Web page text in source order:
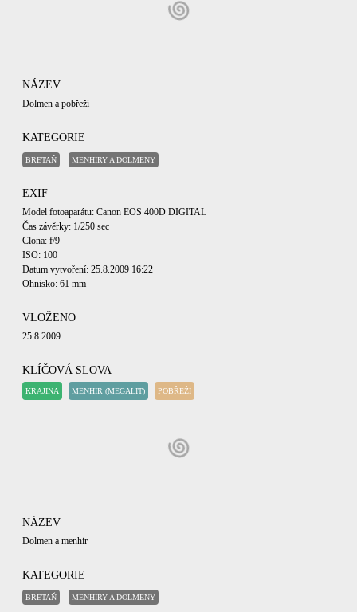
NÁZEV
Dolmen a pobřeží
KATEGORIE
BRETAŇ MENHIRY A DOLMENY
EXIF
Model fotoaparátu: Canon EOS 400D DIGITAL
Čas závěrky: 1/250 sec
Clona: f/9
ISO: 100
Datum vytvoření: 25.8.2009 16:22
Ohnisko: 61 mm
VLOŽENO
25.8.2009
KLÍČOVÁ SLOVA
KRAJINA MENHIR (MEGALIT) POBŘEŽÍ
NÁZEV
Dolmen a menhir
KATEGORIE
BRETAŇ MENHIRY A DOLMENY